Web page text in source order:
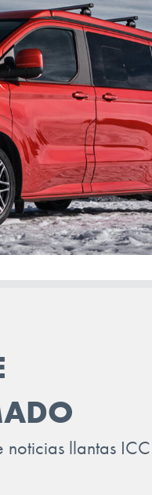
llantas ICC